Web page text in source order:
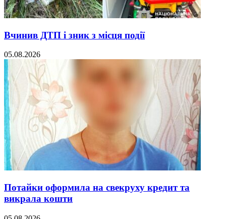
Вчинив ДТП і зник з місця події
05.08.2026
Потайки оформила на свекруху кредит та
викрала кошти